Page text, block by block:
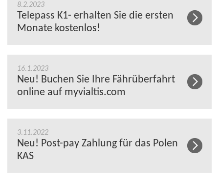
8.2.2023
Telepass K1- erhalten Sie die ersten
Monate kostenlos!
16.1.2023
Neu! Buchen Sie Ihre Fährüberfahrt
online auf myvialtis.com
3.11.2022
Neu! Post-pay Zahlung für das Polen
KAS